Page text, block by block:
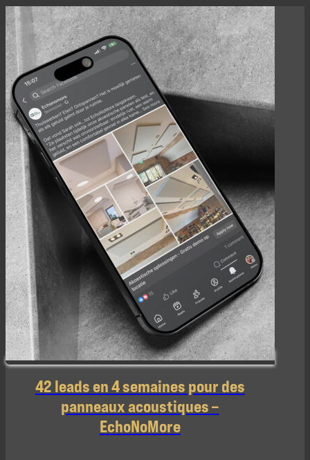
42 leads en 4 semaines pour des
panneaux acoustiques –
EchoNoMore